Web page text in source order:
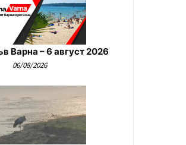
Варна – 6 август 2026
06/08/2026